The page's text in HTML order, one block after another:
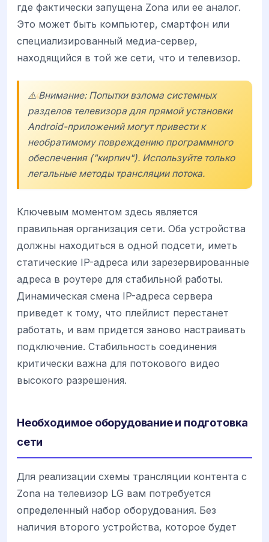
где фактически запущена Zona или ее аналог.
Это может быть компьютер, смартфон или
специализированный медиа-сервер,
находящийся в той же сети, что и телевизор.
⚠️ Внимание: Попытки взлома системных
разделов телевизора для прямой установки
Android-приложений могут привести к
необратимому повреждению программного
обеспечения ("кирпич"). Используйте только
легальные методы трансляции потока.
Ключевым моментом здесь является
правильная организация сети. Оба устройства
должны находиться в одной подсети, иметь
статические IP-адреса или зарезервированные
адреса в роутере для стабильной работы.
Динамическая смена IP-адреса сервера
приведет к тому, что плейлист перестанет
работать, и вам придется заново настраивать
подключение. Стабильность соединения
критически важна для потокового видео
высокого разрешения.
Необходимое оборудование и подготовка
сети
Для реализации схемы трансляции контента с
Zona на телевизор LG вам потребуется
определенный набор оборудования. Без
наличия второго устройства, которое будет